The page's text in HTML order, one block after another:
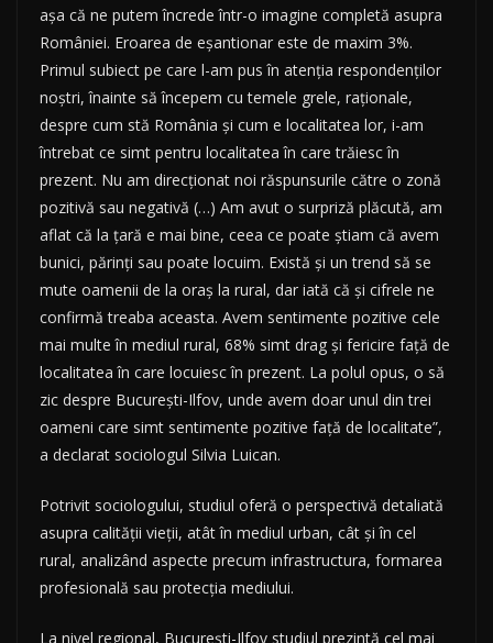
aşa că ne putem încrede într-o imagine completă asupra
României. Eroarea de eşantionar este de maxim 3%.
Primul subiect pe care l-am pus în atenţia respondenţilor
noştri, înainte să începem cu temele grele, raţionale,
despre cum stă România şi cum e localitatea lor, i-am
întrebat ce simt pentru localitatea în care trăiesc în
prezent. Nu am direcţionat noi răspunsurile către o zonă
pozitivă sau negativă (…) Am avut o surpriză plăcută, am
aflat că la ţară e mai bine, ceea ce poate ştiam că avem
bunici, părinţi sau poate locuim. Există şi un trend să se
mute oamenii de la oraş la rural, dar iată că şi cifrele ne
confirmă treaba aceasta. Avem sentimente pozitive cele
mai multe în mediul rural, 68% simt drag şi fericire faţă de
localitatea în care locuiesc în prezent. La polul opus, o să
zic despre Bucureşti-Ilfov, unde avem doar unul din trei
oameni care simt sentimente pozitive faţă de localitate”,
a declarat sociologul Silvia Luican.
Potrivit sociologului, studiul oferă o perspectivă detaliată
asupra calităţii vieţii, atât în mediul urban, cât şi în cel
rural, analizând aspecte precum infrastructura, formarea
profesională sau protecţia mediului.
La nivel regional, Bucureşti-Ilfov studiul prezintă cel mai